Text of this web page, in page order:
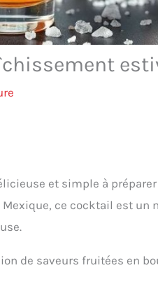
et simple à
ce cocktail est un
de saveurs fruitées en